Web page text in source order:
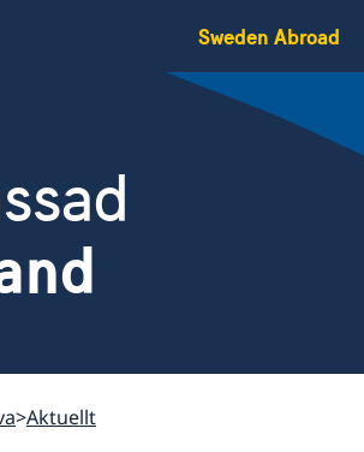
Sweden Abroad
Aktuellt